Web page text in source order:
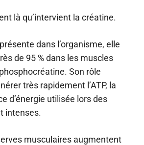
là qu’intervient la créatine.
dans l’organisme, elle
de 95 % dans les muscles
Son rôle
très rapidement l’ATP, la
d’énergie utilisée lors des
intenses.
musculaires augmentent